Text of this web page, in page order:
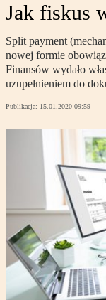
Jak fiskus
Split payment
nowej formie
Finansów wydało
uzupełnieniem do
Publikacja: 15.01.2020 09:59